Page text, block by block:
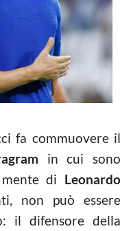
fa commuovere il
in cui sono
di Leonardo
non può essere
il difensore della